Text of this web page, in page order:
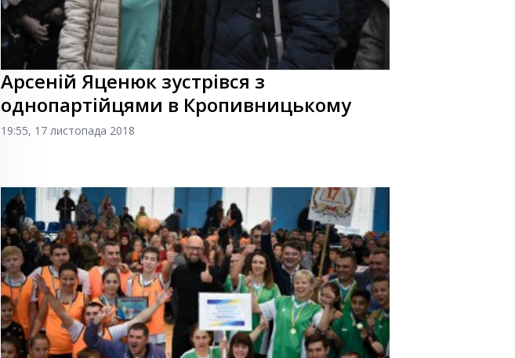
Арсеній Яценюк зустрівся з
однопартійцями в Кропивницькому
19:55, 17 листопада 2018